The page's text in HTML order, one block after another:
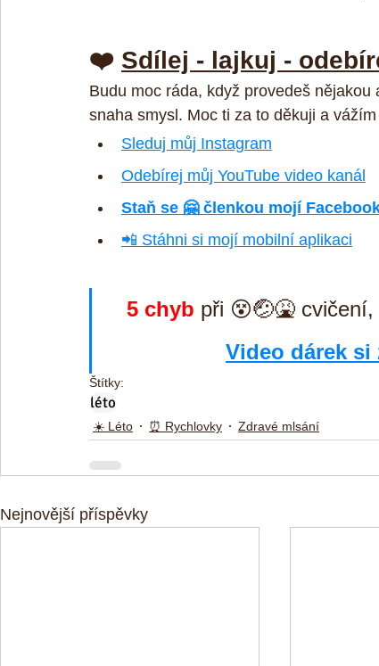
❤️ Sdílej - lajkuj -
Budu moc ráda, když provedeš
snaha smysl. Moc ti za to děkuji a
Sleduj můj Instagram
Odebírej můj YouTube video kanál
Staň se 🤗 členkou mojí
📲 Stáhni si mojí mobilní aplikaci
5 chyb při 😵🤕🤮 cvičení,
Video dárek si
Štítky:
léto
☀️ Léto ⏰ Rychlovky Zdravé mlsání
Nejnovější příspěvky